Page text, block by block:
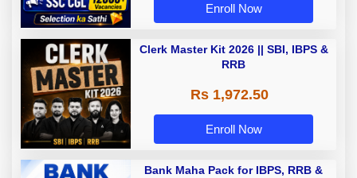
Enroll Now
Clerk Master Kit 2026 || SBI, IBPS &
RRB
Rs 1,972.50
Enroll Now
Bank Maha Pack for IBPS, RRB &